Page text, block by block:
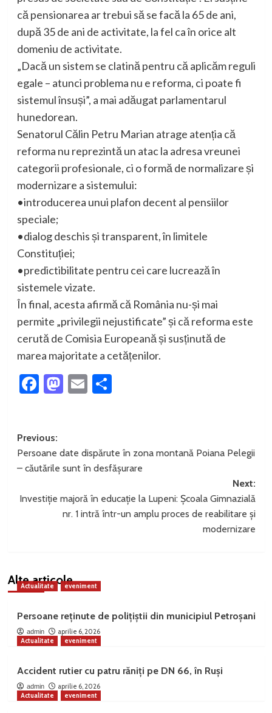
că pensionarea ar trebui să se facă la 65 de ani,
după 35 de ani de activitate, la fel ca în orice alt
domeniu de activitate.
„Dacă un sistem se clatină pentru că aplicăm reguli
egale – atunci problema nu e reforma, ci poate fi
sistemul însuși”, a mai adăugat parlamentarul
hunedorean.
Senatorul Călin Petru Marian atrage atenția că
reforma nu reprezintă un atac la adresa vreunei
categorii profesionale, ci o formă de normalizare și
modernizare a sistemului:
•introducerea unui plafon decent al pensiilor
speciale;
•dialog deschis și transparent, în limitele
Constituției;
•predictibilitate pentru cei care lucrează în
sistemele vizate.
În final, acesta afirmă că România nu-și mai
permite „privilegii nejustificate” și că reforma este
cerută de Comisia Europeană și susținută de
marea majoritate a cetățenilor.
Facebook
Mastodon
EmailPartajează
Post
navigation
Previous:
Persoane date dispărute în zona montană Poiana Pelegii
– căutările sunt în desfășurare
Next:
Investiție majoră în educație la Lupeni: Școala Gimnazială
nr. 1 intră într-un amplu proces de reabilitare și
modernizare
Alte articole
Actualitate eveniment
Persoane reținute de polițiștii din municipiul Petroșani
admin
aprilie 6, 2026
Actualitate
eveniment
Accident rutier cu patru răniți pe DN 66, în Ruși
admin
aprilie 6, 2026
Actualitate
eveniment